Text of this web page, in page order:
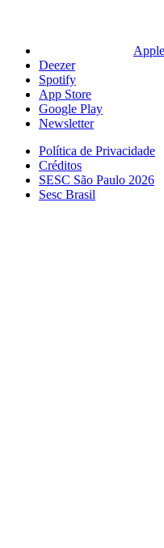
Deezer
Spotify
App Store
Google Play
Newsletter
Política de Privacidade
Créditos
SESC São Paulo 2026
Sesc Brasil